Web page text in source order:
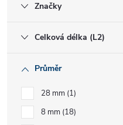
Značky
Celková délka (L2)
Průměr
28 mm 1
8 mm 18